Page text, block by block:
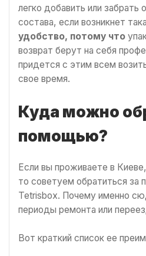
легко добавить или забрать
состава, если возникнет
удобство, потому что
возврат берут на себя
придется с этим всем
свое время.
Куда можно
помощью?
Если вы проживаете в
то советуем обратиться
Tetrisbox. Почему именно
периоды ремонта или
Вот краткий список ее